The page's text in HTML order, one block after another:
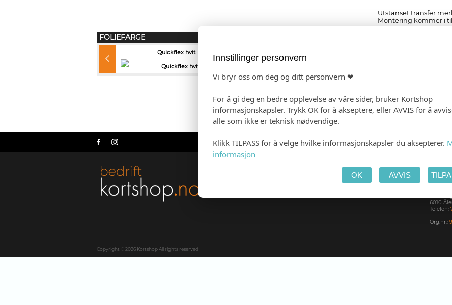
Utstanset transfer
Montering kommer i
FOLIEFARGE
Quickflex hvit
Bredde:
ABONNER PÅ NYHETSBREV FRA
6010
Telefon:
Org.nr.:
Copyright © 2026 Kortshop All rights reserved
Innstillinger personvern
Vi bryr oss om deg og ditt personvern ❤
For å gi deg en bedre opplevelse av våre sider, bruker Kortshop
informasjonskapsler. Trykk OK for å akseptere, eller AVVIS for å
alle som ikke er teknisk nødvendige.
Klikk TILPASS for å velge hvilke informasjonskapsler du aksepterer.
informasjon
OK AVVIS